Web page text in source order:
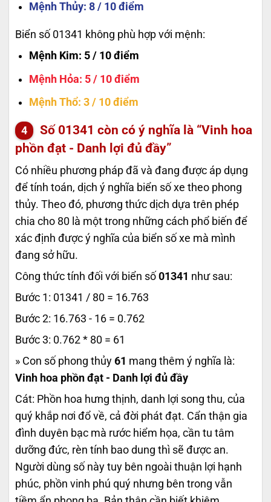
Mệnh Thủy: 8 / 10 điểm
Biển số 01341 không phù hợp với mệnh:
Mệnh Kim: 5 / 10 điểm
Mệnh Hỏa: 5 / 10 điểm
Mệnh Thổ: 3 / 10 điểm
Số 01341 còn có ý nghĩa là “Vinh hoa
phồn đạt - Danh lợi đủ đầy”
Có nhiều phương pháp đã và đang được áp dụng
để tính toán, dịch ý nghĩa biển số xe theo phong
thủy. Theo đó, phương thức dịch dựa trên phép
chia cho 80 là một trong những cách phổ biến để
xác định được ý nghĩa của biển số xe mà mình
đang sở hữu.
Công thức tính đối với biển số 01341 như sau:
Bước 1: 01341 / 80 = 16.763
Bước 2: 16.763 - 16 = 0.762
Bước 3: 0.762 * 80 = 61
» Con số phong thủy 61 mang thêm ý nghĩa là:
Vinh hoa phồn đạt - Danh lợi đủ đầy
Cát: Phồn hoa hưng thịnh, danh lợi song thu, của
quý khắp nơi đổ về, cả đời phát đạt. Cẩn thận gia
đình duyên bạc mà rước hiểm họa, cần tu tâm
dưỡng đức, rèn tính bao dung thì sẽ được an.
Người dùng số này tuy bên ngoài thuận lợi hạnh
phúc, phồn vinh phú quý nhưng bên trong vẫn